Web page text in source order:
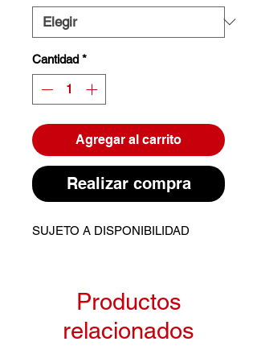
Cantidad *
Agregar al carrito
Realizar compra
SUJETO A DISPONIBILIDAD
Productos
relacionados